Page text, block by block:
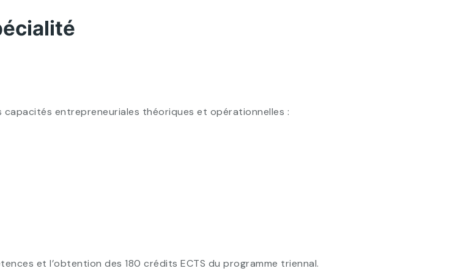
capacités entrepreneuriales théoriques et opérationnelles :
et l’obtention des 180 crédits ECTS du programme triennal.